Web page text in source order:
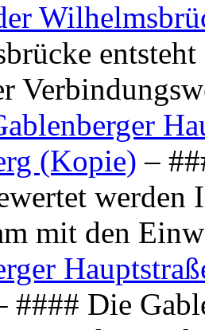
(Kopie) –
werden
mit den
#### Die